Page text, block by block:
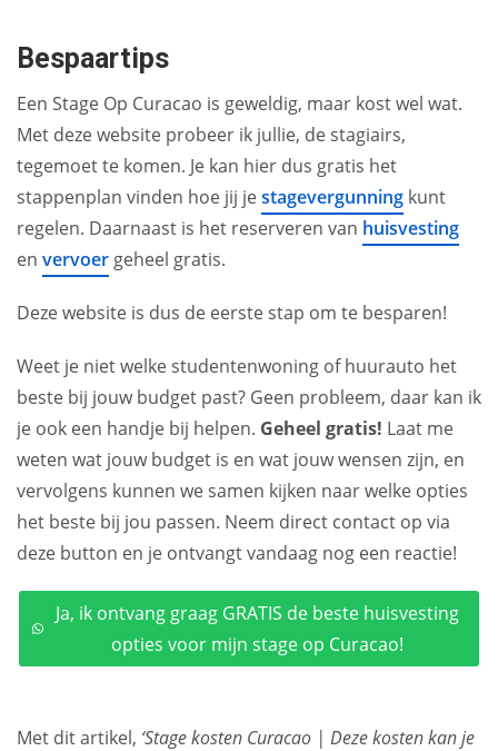
Bespaartips
Een Stage Op Curacao is geweldig, maar kost wel wat.
Met deze website probeer ik jullie, de stagiairs,
tegemoet te komen. Je kan hier dus gratis het
stappenplan vinden hoe jij jestagevergunning kunt
regelen. Daarnaast is het reserveren van huisvesting
en vervoer geheel gratis.
Deze website is dus de eerste stap om te besparen!
Weet je niet welke studentenwoning of huurauto het
beste bij jouw budget past? Geen probleem, daar kan ik
je ook een handje bij helpen. Geheel gratis! Laat me
weten wat jouw budget is en wat jouw wensen zijn, en
vervolgens kunnen we samen kijken naar welke opties
het beste bij jou passen. Neem direct contact op via
deze button en je ontvangt vandaag nog een reactie!
Ja, ik ontvang graag GRATIS de beste huisvesting
opties voor mijn stage op Curacao!
Met dit artikel, ‘Stage kosten Curacao | Deze kosten kan je